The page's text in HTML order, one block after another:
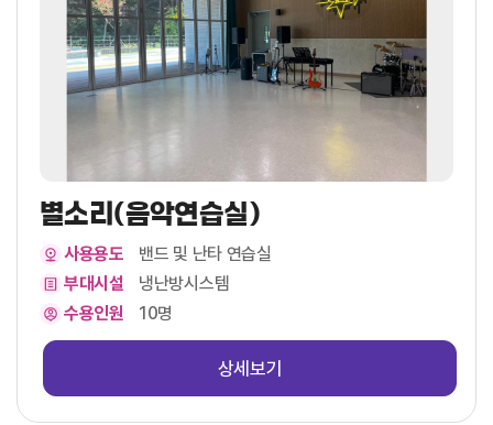
별소리(음악연습실)
사용용도
밴드 및 난타 연습실
부대시설
냉난방시스템
수용인원
10명
상세보기